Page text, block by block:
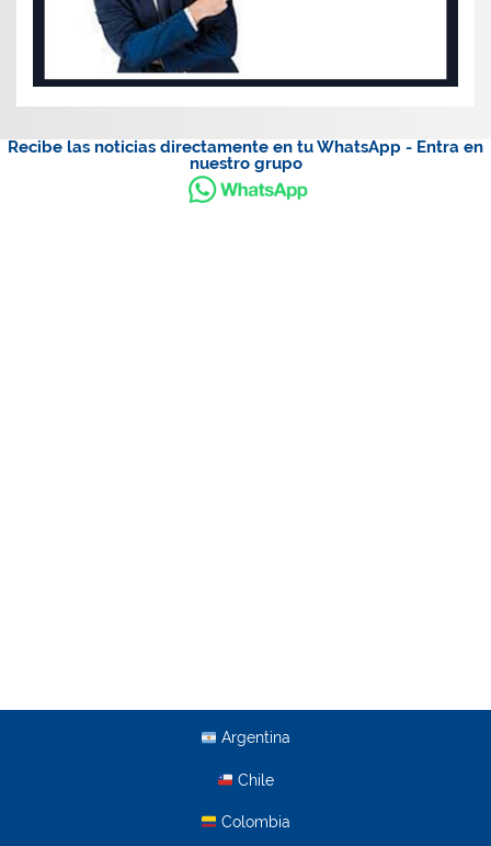
Recibe las noticias directamente en tu WhatsApp - Entra en
nuestro grupo
Argentina
Chile
Colombia